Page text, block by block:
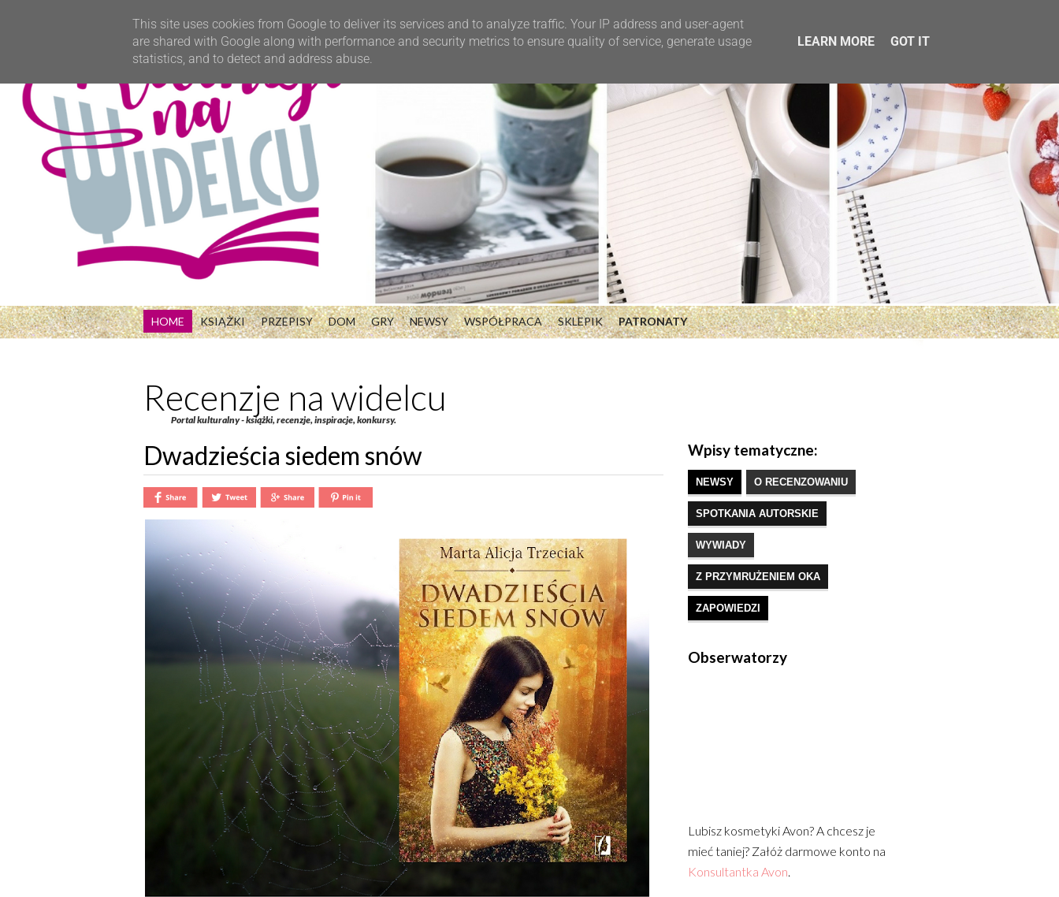
HOME KSIĄŻKI PRZEPISY DOM GRY NEWSY WSPÓŁPRACA SKLEPIK PATRONATY
Recenzje na widelcu
Portal kulturalny - książki, recenzje, inspiracje, konkursy.
Dwadzieścia siedem snów Wpisy tematyczne:
NEWSY O RECENZOWANIU
SPOTKANIA AUTORSKIE
WYWIADY
Z PRZYMRUŻENIEM OKA
ZAPOWIEDZI
Obserwatorzy
Lubisz kosmetyki Avon? A chcesz je
mieć taniej? Załóż darmowe konto na
Konsultantka Avon.
This site uses cookies from Google to deliver its services and to analyze traffic. Your IP address and user-agent
are shared with Google along with performance and security metrics to ensure quality of service, generate usage
statistics, and to detect and address abuse.
LEARN MORE GOT IT